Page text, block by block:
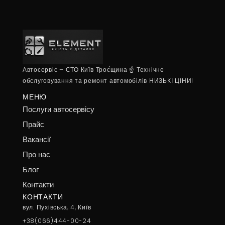
Автосервіс – СТО Київ Троє́щина ☝ Технічне
обслуговування та ремонт автомобілів НИЗЬКІ ЦІНИ!
МЕНЮ
Послуги автосервісу
Прайс
Вакансії
Про нас
Блог
Контакти
КОНТАКТИ
вул. Пухівська, 4, Київ
+38(066)444-00-24